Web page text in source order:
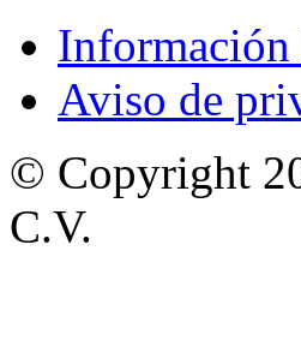
Información
Aviso de
© Copyright
C.V.